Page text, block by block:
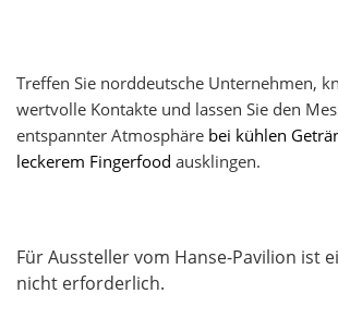
Treffen Sie norddeutsche Unternehmen,
wertvolle Kontakte und lassen Sie den
entspannter Atmosphäre bei kühlen
leckerem Fingerfood ausklingen.
Für Aussteller vom Hanse-Pavilion ist
nicht erforderlich.